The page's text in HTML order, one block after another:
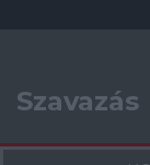
Szavazás